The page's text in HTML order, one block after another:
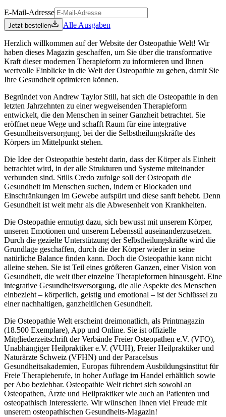
E-Mail-Adresse
Jetzt bestellen Alle Ausgaben
Herzlich willkommen auf der Website der Osteopathie Welt! Wir
haben dieses Magazin geschaffen, um Sie über die transformative
Kraft dieser modernen Therapieform zu informieren und Ihnen
wertvolle Einblicke in die Welt der Osteopathie zu geben, damit Sie
Ihre Gesundheit optimieren können.
Begründet von Andrew Taylor Still, hat sich die Osteopathie in den
letzten Jahrzehnten zu einer wegweisenden Therapieform
entwickelt, die den Menschen in seiner Ganzheit betrachtet. Sie
eröffnet neue Wege und schafft Raum für eine integrative
Gesundheitsversorgung, bei der die Selbstheilungskräfte des
Körpers im Mittelpunkt stehen.
Die Idee der Osteopathie besteht darin, dass der Körper als Einheit
betrachtet wird, in der alle Strukturen und Systeme miteinander
verbunden sind. Stills Credo zufolge soll der Osteopath die
Gesundheit im Menschen suchen, indem er Blockaden und
Einschränkungen im Gewebe aufspürt und diese sanft behebt. Denn
Gesundheit ist weit mehr als die Abwesenheit von Krankheiten.
Die Osteopathie ermutigt dazu, sich bewusst mit unserem Körper,
unseren Emotionen und unserem Lebensstil auseinanderzusetzen.
Durch die gezielte Unterstützung der Selbstheilungskräfte wird die
Grundlage geschaffen, durch die der Körper wieder in seine
natürliche Balance finden kann. Doch die Osteopathie kann nicht
alleine stehen. Sie ist Teil eines größeren Ganzen, einer Vision von
Gesundheit, die weit über einzelne Therapieformen hinausgeht. Eine
integrative Gesundheitsversorgung, die alle Aspekte des Menschen
einbezieht – körperlich, geistig und emotional – ist der Schlüssel zu
einer nachhaltigen, ganzheitlichen Gesundheit.
Die Osteopathie Welt erscheint dreimonatlich, als Printmagazin
(18.500 Exemplare), App und Online. Sie ist offizielle
Mitgliederzeitschrift der Verbände Freier Osteopathen e.V. (VFO),
Unabhängiger Heilpraktiker e.V. (VUH), Freier Heilpraktiker und
Naturärzte Schweiz (VFHN) und der Paracelsus
Gesundheitsakademien, Europas führendem Ausbildungsinstitut für
Freie Therapieberufe, in hoher Auflage im Handel erhältlich sowie
per Abo beziehbar. Osteopathie Welt richtet sich sowohl an
Osteopathen, Ärzte und Heilpraktiker wie auch an Patienten und
osteopathisch Interessierte. Wir wünschen Ihnen viel Freude mit
unserem osteopathischen Gesundheits-Magazin!